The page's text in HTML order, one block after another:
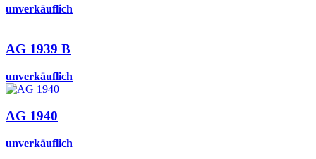
unverkäuflich
AG 1939 B
unverkäuflich
AG 1940
unverkäuflich